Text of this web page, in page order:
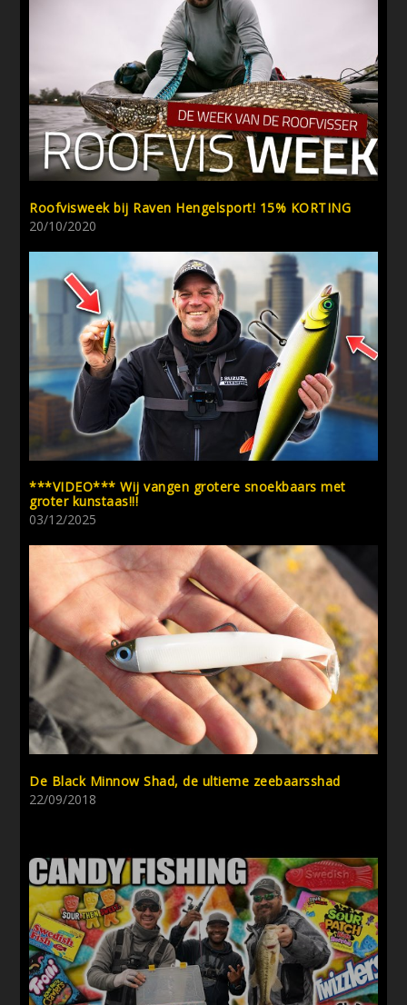
Roofvisweek bij Raven Hengelsport! 15% KORTING
20/10/2020
***VIDEO*** Wij vangen grotere snoekbaars met
groter kunstaas!!!
03/12/2025
De Black Minnow Shad, de ultieme zeebaarsshad
22/09/2018